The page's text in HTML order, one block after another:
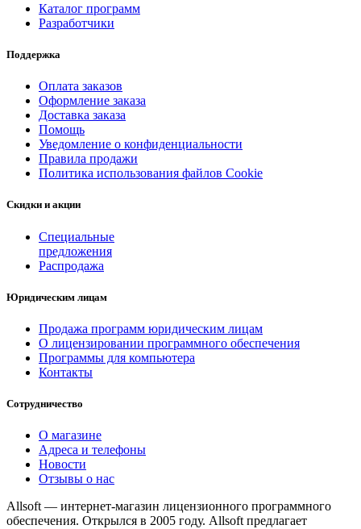
Каталог программ
Разработчики
Поддержка
Оплата заказов
Оформление заказа
Доставка заказа
Помощь
Уведомление о конфиденциальности
Правила продажи
Политика использования файлов Cookie
Скидки и акции
Специальные
предложения
Распродажа
Юридическим лицам
Продажа программ юридическим лицам
О лицензировании программного обеспечения
Программы для компьютера
Контакты
Сотрудничество
О магазине
Адреса и телефоны
Новости
Отзывы о нас
Allsoft — интернет-магазин лицензионного программного
обеспечения. Открылся в 2005 году. Allsoft предлагает